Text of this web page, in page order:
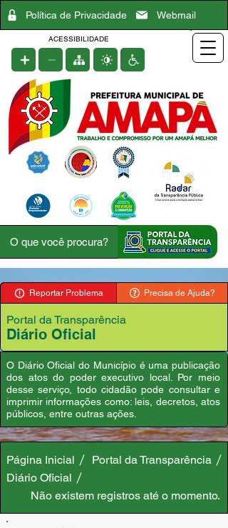
Política de Privacidade Webmail
ACESSIBILIDADE
Reportar Problema Precisa de Ajuda?
Portal da Transparência
Diário Oficial
O Diário Oficial do Município é uma publicação
dos atos do poder executivo local. Por meio
desse serviço, todo cidadão pode consultar e
imprimir informações como: leis, decretos, atos
públicos, entre outras ações.
Página Inicial
Portal da Transparência
Diário Oficial
Não existem registros até o momento.